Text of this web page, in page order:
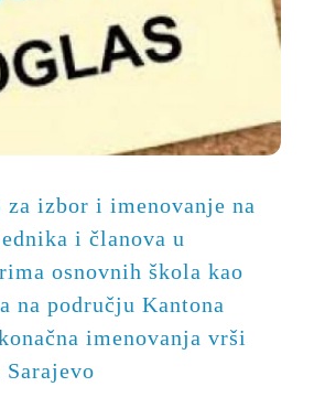
za izbor i imenovanje na
i članova u
osnovnih škola kao
na području Kantona
imenovanja vrši